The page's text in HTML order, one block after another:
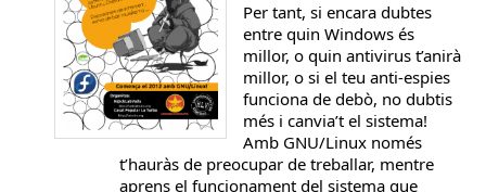
Per tant, si encara dubtes
entre quin Windows és
millor, o quin antivirus t’anirà
millor, o si el teu anti-espies
funciona de debò, no dubtis
més i canvia’t el sistema!
Amb GNU/Linux només
t’hauràs de preocupar de treballar, mentre
aprens el funcionament del sistema que